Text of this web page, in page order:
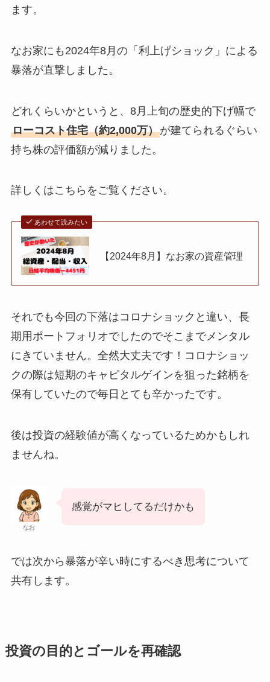
ます。
なお家にも2024年8月の「利上げショック」による
暴落が直撃しました。
どれくらいかというと、8月上旬の歴史的下げ幅で
ローコスト住宅（約2,000万）が建てられるぐらい
持ち株の評価額が減りました。
詳しくはこちらをご覧ください。
あわせて読みたい
【2024年8月】なお家の資産管理
それでも今回の下落はコロナショックと違い、長
期用ポートフォリオでしたのでそこまでメンタル
にきていません。全然大丈夫です！コロナショッ
クの際は短期のキャピタルゲインを狙った銘柄を
保有していたので毎日とても辛かったです。
後は投資の経験値が高くなっているためかもしれ
ませんね。
なお
感覚がマヒしてるだけかも
では次から暴落が辛い時にするべき思考について
共有します。
投資の目的とゴールを再確認